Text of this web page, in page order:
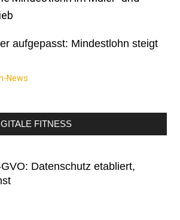
aufgepasst: Mindestlohn steigt
News
FITNESS
Datenschutz etabliert,